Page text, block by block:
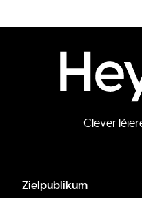
Clever
Zielpublikum